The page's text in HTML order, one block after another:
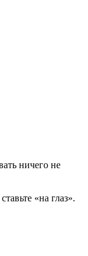
ничего не
«на глаз».